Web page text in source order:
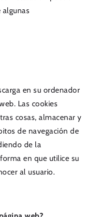
algunas
en su ordenador
Las cookies
cosas, almacenar y
de navegación de
de la
en que utilice su
al usuario.